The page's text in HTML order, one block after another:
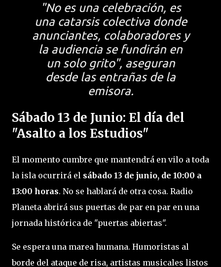
"No es una celebración, es
una catarsis colectiva donde
anunciantes, colaboradores y
la audiencia se fundirán en
un solo grito", aseguran
desde las entrañas de la
emisora.
Sábado 13 de Junio: El día del
"Asalto a los Estudios"
El momento cumbre que mantendrá en vilo a toda
la isla ocurrirá el sábado 13 de junio, de 10:00 a
13:00 horas. No se hablará de otra cosa. Radio
Planeta abrirá sus puertas de par en par en una
jornada histórica de "puertas abiertas".
Se espera una marea humana. Humoristas al
borde del ataque de risa, artistas musicales listos